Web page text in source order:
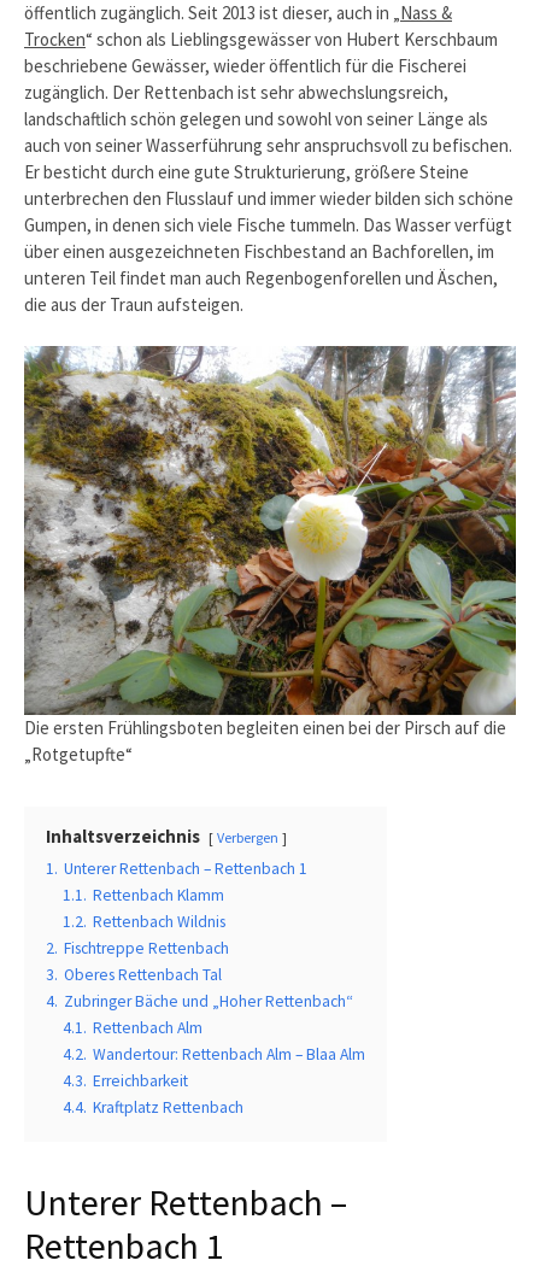
öffentlich zugänglich. Seit 2013 ist dieser, auch in „Nass &
Trocken“ schon als Lieblingsgewässer von Hubert Kerschbaum
beschriebene Gewässer, wieder öffentlich für die Fischerei
zugänglich. Der Rettenbach ist sehr abwechslungsreich,
landschaftlich schön gelegen und sowohl von seiner Länge als
auch von seiner Wasserführung sehr anspruchsvoll zu befischen.
Er besticht durch eine gute Strukturierung, größere Steine
unterbrechen den Flusslauf und immer wieder bilden sich schöne
Gumpen, in denen sich viele Fische tummeln. Das Wasser verfügt
über einen ausgezeichneten Fischbestand an Bachforellen, im
unteren Teil findet man auch Regenbogenforellen und Äschen,
die aus der Traun aufsteigen.
Die ersten Frühlingsboten begleiten einen bei der Pirsch auf die
„Rotgetupfte“
Inhaltsverzeichnis Verbergen
1. Unterer Rettenbach – Rettenbach 1
1.1. Rettenbach Klamm
1.2. Rettenbach Wildnis
2. Fischtreppe Rettenbach
3. Oberes Rettenbach Tal
4. Zubringer Bäche und „Hoher Rettenbach“
4.1. Rettenbach Alm
4.2. Wandertour: Rettenbach Alm – Blaa Alm
4.3. Erreichbarkeit
4.4. Kraftplatz Rettenbach
Unterer Rettenbach –
Rettenbach 1